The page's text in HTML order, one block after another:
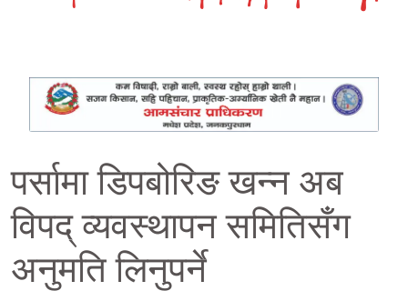
पर्सामा डिपबोरिङ खन्न अब
विपद् व्यवस्थापन समितिसँग
अनुमति लिनुपर्ने